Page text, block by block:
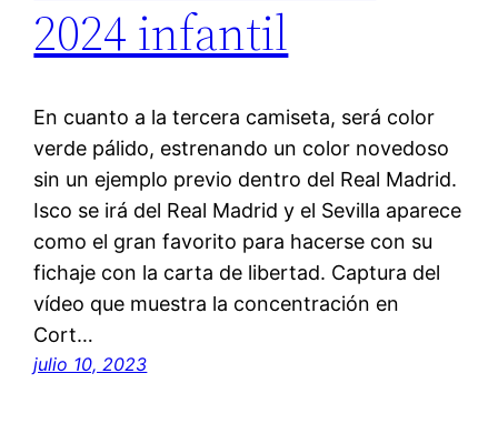
2024 infantil
En cuanto a la tercera camiseta, será color
verde pálido, estrenando un color novedoso
sin un ejemplo previo dentro del Real Madrid.
Isco se irá del Real Madrid y el Sevilla aparece
como el gran favorito para hacerse con su
fichaje con la carta de libertad. Captura del
vídeo que muestra la concentración en
Cort…
julio 10, 2023